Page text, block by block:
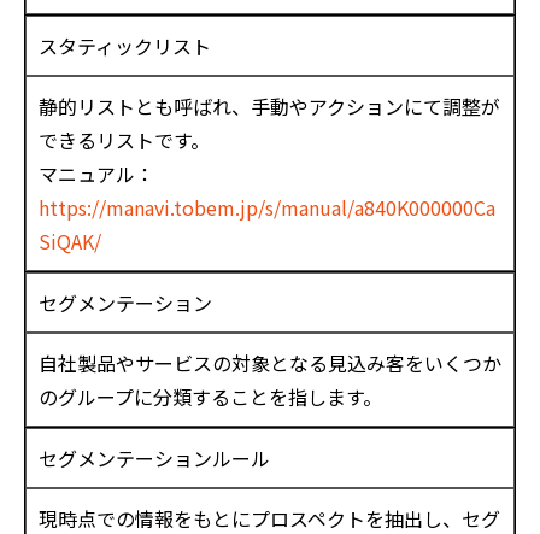
スタティックリスト
静的リストとも呼ばれ、手動やアクションにて調整が
できるリストです。
マニュアル：
https://manavi.tobem.jp/s/manual/a840K000000Ca
SiQAK/
セグメンテーション
自社製品やサービスの対象となる見込み客をいくつか
のグループに分類することを指します。
セグメンテーションルール
現時点での情報をもとにプロスペクトを抽出し、セグ